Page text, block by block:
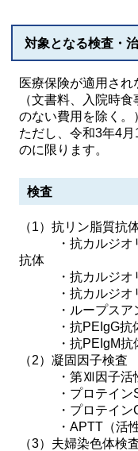
対象となる検査・
医療保険が適用さ
（文書料、入院時
のない費用を除く。
ただし、令和3年4
のに限ります。
検査
（1）抗リン脂質抗
・抗カルジオリ
抗体
・抗カルジオリ
・抗カルジオリ
・ループスアン
・抗PEIgG抗
・抗PEIgM抗
（2）凝固因子検査
・第Ⅻ因子活
・プロテインS
・プロテインC
・APTT（活性化
（3）夫婦染色体検